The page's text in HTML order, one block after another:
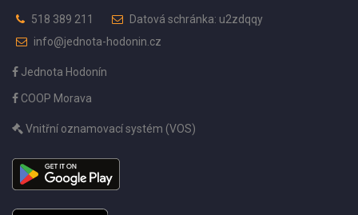
518 389 211
Datová schránka: u2zdqqy
info@jednota-hodonin.cz
Jednota Hodonín
COOP Morava
Vnitřní oznamovací systém (VOS)